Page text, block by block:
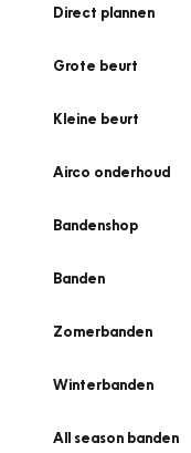
Direct plannen
Grote beurt
Kleine beurt
Airco onderhoud
Bandenshop
Banden
Zomerbanden
Winterbanden
All season banden